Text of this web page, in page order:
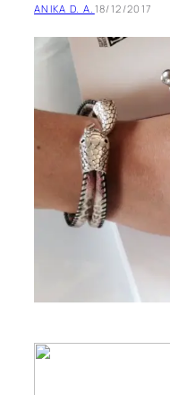
ANIKA D. A. 18/12/2017